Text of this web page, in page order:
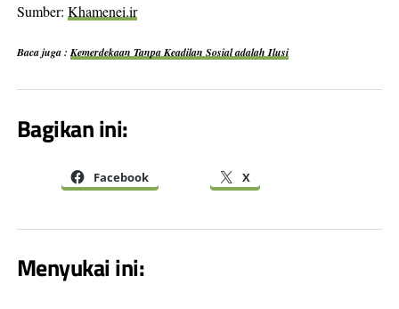
Sumber: Khamenei.ir
Baca juga : Kemerdekaan Tanpa Keadilan Sosial adalah Ilusi
Bagikan ini:
Facebook X
Menyukai ini: